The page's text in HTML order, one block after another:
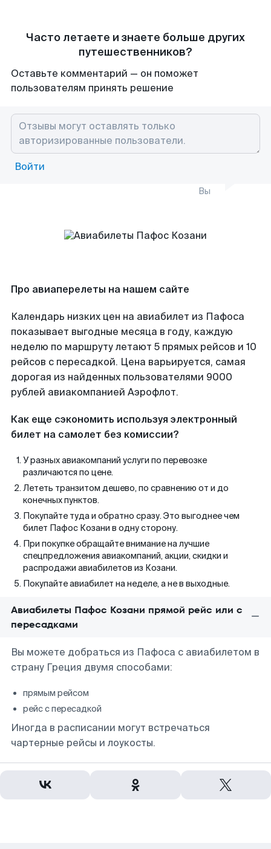
Часто летаете и знаете больше других
путешественников?
Оставьте комментарий — он поможет
пользователям принять решение
Войти
Вы
Про авиаперелеты на нашем сайте
Календарь низких цен на авиабилет из Пафоса
показывает выгодные месяца в году, каждую
неделю по маршруту летают 5 прямых рейсов и 10
рейсов с пересадкой. Цена варьируется, самая
дорогая из найденных пользователями 9000
рублей авиакомпанией Аэрофлот.
Как еще сэкономить используя электронный
билет на самолет без комиссии?
У разных авиакомпаний услуги по перевозке
различаются по цене.
Лететь транзитом дешево, по сравнению от и до
конечных пунктов.
Покупайте туда и обратно сразу. Это выгоднее чем
билет Пафос Козани в одну сторону.
При покупке обращайте внимание на лучшие
спецпредложения авиакомпаний, акции, скидки и
распродажи авиабилетов из Козани.
Покупайте авиабилет на неделе, а не в выходные.
Авиабилеты Пафос Козани прямой рейс или с
пересадками
Вы можете добраться из Пафоса с авиабилетом в
страну Греция двумя способами:
прямым рейсом
рейс с пересадкой
Иногда в расписании могут встречаться
чартерные рейсы и лоукосты.